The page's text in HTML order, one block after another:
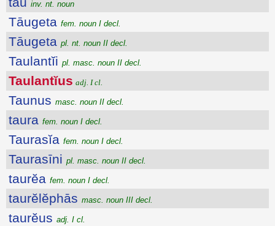
inv. nt. noun
Tāugeta fem. noun I decl.
Tāugeta pl. nt. noun II decl.
Taulantĭi pl. masc. noun II decl.
Taulantĭus adj. I cl.
Taunus masc. noun II decl.
taura fem. noun I decl.
Taurasĭa fem. noun I decl.
Taurasīni pl. masc. noun II decl.
taurĕa fem. noun I decl.
taurĕlĕphās masc. noun III decl.
taurĕus adj. I cl.